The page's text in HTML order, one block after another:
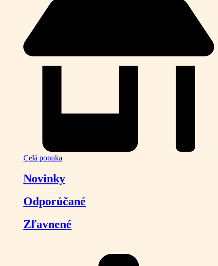
Celá ponuka
Novinky
Odporúčané
Zľavnené